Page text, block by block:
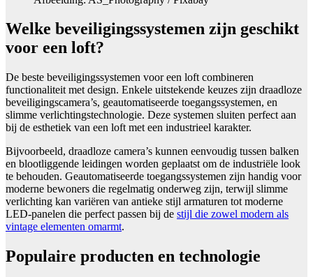
Welke beveiligingssystemen zijn geschikt
voor een loft?
De beste beveiligingssystemen voor een loft combineren
functionaliteit met design. Enkele uitstekende keuzes zijn draadloze
beveiligingscamera’s, geautomatiseerde toegangssystemen, en
slimme verlichtingstechnologie. Deze systemen sluiten perfect aan
bij de esthetiek van een loft met een industrieel karakter.
Bijvoorbeeld, draadloze camera’s kunnen eenvoudig tussen balken
en blootliggende leidingen worden geplaatst om de industriële look
te behouden. Geautomatiseerde toegangssystemen zijn handig voor
moderne bewoners die regelmatig onderweg zijn, terwijl slimme
verlichting kan variëren van antieke stijl armaturen tot moderne
LED-panelen die perfect passen bij de stijl die zowel modern als
vintage elementen omarmt.
Populaire producten en technologie